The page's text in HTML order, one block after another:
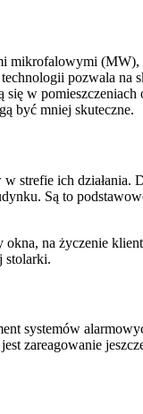
(MW),
pozwala na
w
być mniej skuteczne.
ich działania.
Są to
na życzenie
stolarki.
systemów
zareagowanie